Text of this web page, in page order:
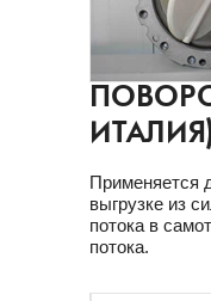
Применяется
выгрузке из
потока в
потока.